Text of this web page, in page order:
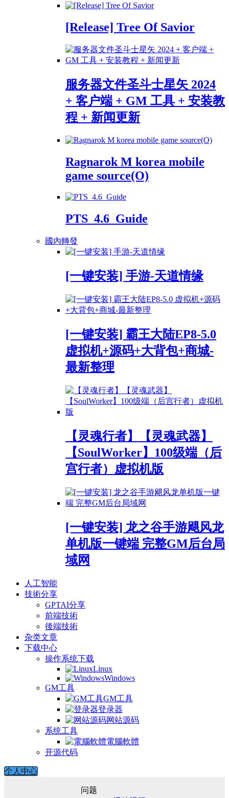
[Release] Tree Of Savior
服务器文件圣斗士星矢 2024
+ 客户端 + GM 工具 + 安装教
程 + 新闻更新
Ragnarok M korea mobile
game source(O)
PTS_4.6_Guide
國內轉發
[一键安装] 手游-天道情缘
[一键安装] 霸王大陆EP8-5.0
虚拟机+源码+大背包+商城-
最新整理
【灵魂行者】【灵魂武器】
【SoulWorker】100级端（后
宫行者）虚拟机版
[一键安装] 龙之谷手游飓风龙
单机版一键端 完整GM后台局
域网
人工智能
技術分享
GPTAI分享
前端技術
後端技術
杂类文章
下载中心
操作系统下载
Linux
Windows
GM工具
GM工具
登录器
网站源码
系统工具
電腦軟體
开源代码
个人中心
问题